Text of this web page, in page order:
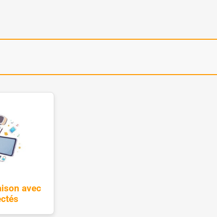
avec